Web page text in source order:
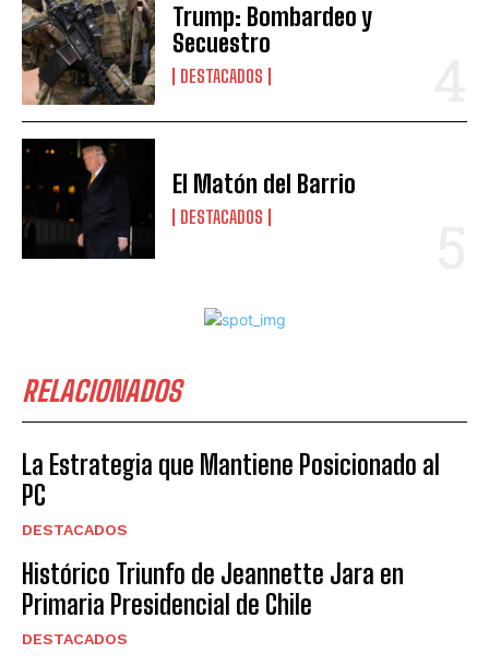
Trump: Bombardeo y
Secuestro
DESTACADOS
El Matón del Barrio
DESTACADOS
RELACIONADOS
La Estrategia que Mantiene Posicionado al
PC
DESTACADOS
Histórico Triunfo de Jeannette Jara en
Primaria Presidencial de Chile
DESTACADOS